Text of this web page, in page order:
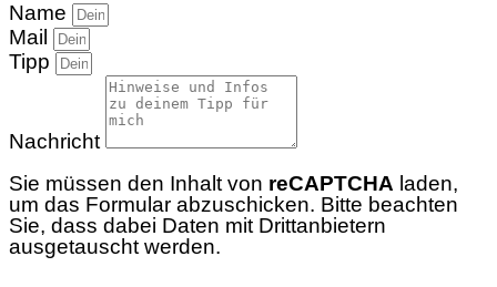
Name
Mail
Tipp
Nachricht
Sie müssen den Inhalt von reCAPTCHA laden,
um das Formular abzuschicken. Bitte beachten
Sie, dass dabei Daten mit Drittanbietern
ausgetauscht werden.